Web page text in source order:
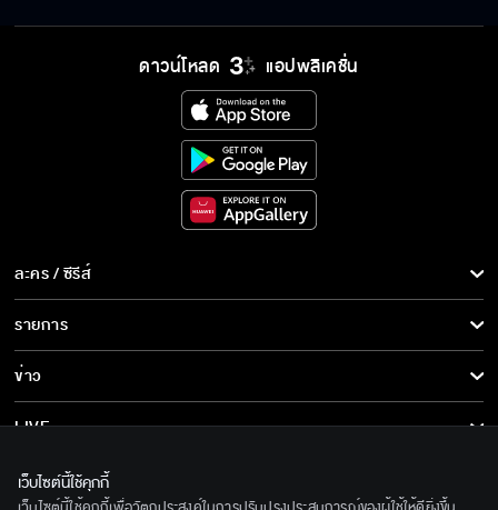
ถ้าหมาเห่าให้ตบตอบ
ไอ้เด็กบ้า...ทำไมไม่ห้ามวะ
ลบไม่ได้...นี่มันคลิปในตำนาน
ดาวน์โหลด แอปพลิเคชั่น
ละคร / ซีรีส์
ละคร/ซีรีส์
ซีรีส์นานาชาติ
การ์ตูน & เกม
รายการ
รายการทั้งหมด
ข่าว
ข่าวทั้งหมด
ข่าวประชาสัมพันธ์
LIVE
เกี่ยวกับเรา
เว็บไซต์นี้ใช้คุกกี้